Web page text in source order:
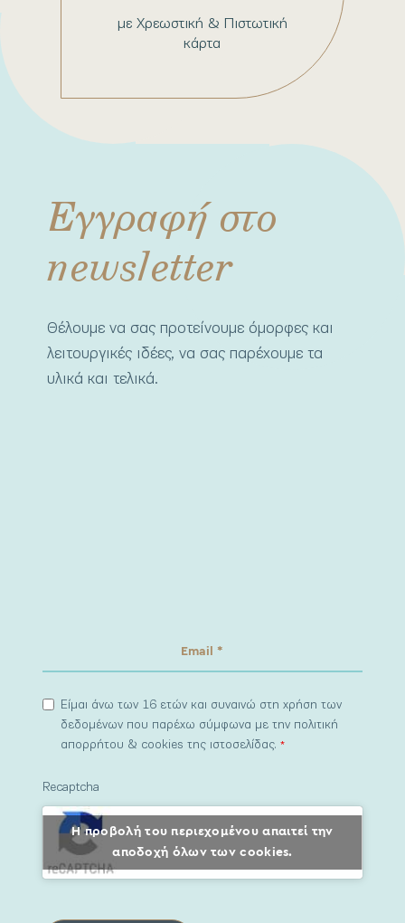
με Χρεωστική & Πιστωτική
κάρτα
Εγγραφή στο
newsletter
Θέλουμε να σας προτείνουμε όμορφες και
λειτουργικές ιδέες, να σας παρέχουμε τα
υλικά και τελικά.
Είμαι άνω των 16 ετών και συναινώ στη χρήση των
δεδομένων που παρέχω σύμφωνα με την πολιτική
απορρήτου & cookies της ιστοσελίδας.*
Recaptcha
Η προβολή του περιεχομένου απαιτεί την
αποδοχή όλων των cookies.